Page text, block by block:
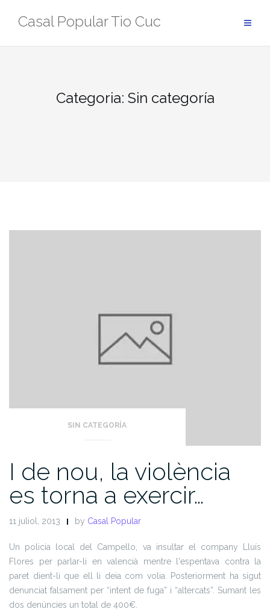
Casal Popular Tio Cuc
Categoria: Sin categoría
SIN CATEGORÍA
I de nou, la violència
es torna a exercir…
11 juliol, 2013 by Casal Popular
Un policia local del Campello, va insultar el company Lluís
Flores per parlar-li en valencià mentre l'espentava contra la
paret dient-li que ell li deia com volia. Posteriorment ha sigut
denunciat falsament per “intent de fuga” i “altercats”. Sumant les
dos denúncies un total de 400€.